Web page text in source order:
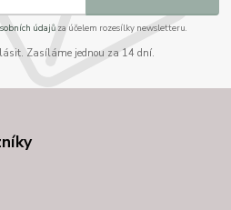
údajůza účelem rozesílky newsletteru.
Zasíláme jednou za 14 dní.